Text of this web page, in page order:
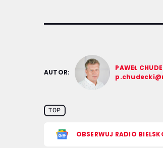
AUTOR:
PAWEŁ
TOP
OBSERWUJ RADIO